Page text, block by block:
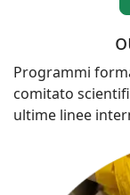
Programmi
comitato
ultime linee